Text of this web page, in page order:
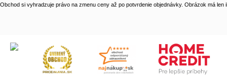
Obchod si vyhradzuje právo na zmenu ceny až po potvrdenie objednávky. Obrázok má len